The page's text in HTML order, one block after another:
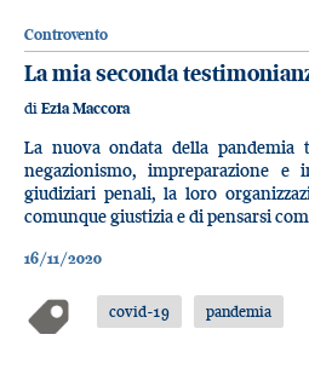
Controvento
La mia seconda
di Ezia Maccora
La nuova ondata della pandemia
negazionismo, impreparazione e
giudiziari penali, la loro
comunque giustizia e di pensarsi
16/11/2020
covid-19 pandemia